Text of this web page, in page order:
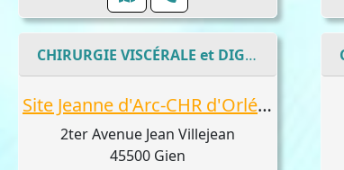
CHIRURGIE VISCÉRALE et DIGESTIVE
Site Jeanne d'Arc-CHR d'Orléans : Dussart David, Pucci Marco, St Marc Olivier, T
2ter Avenue Jean Villejean
45500 Gien